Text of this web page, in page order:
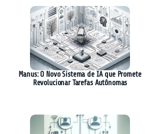
Manus: O Novo Sistema de IA que Promete
Revolucionar Tarefas Autônomas